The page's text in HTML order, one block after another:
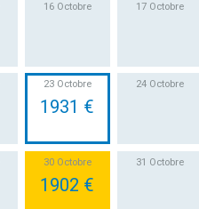
16 Octobre 17 Octobre
23 Octobre
1931 €
24 Octobre
30 Octobre
1902 €
31 Octobre